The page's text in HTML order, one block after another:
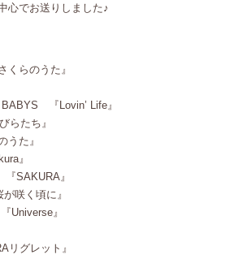
心でお送りしました♪
らのうた』
『Lovin’ Life』
らたち』
た』
』
SAKURA』
咲く頃に』
Universe』
グレット』